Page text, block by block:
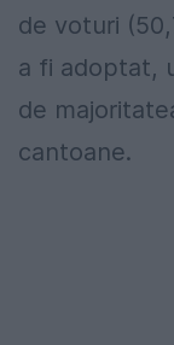
de voturi
a fi adoptat,
de
cantoane.